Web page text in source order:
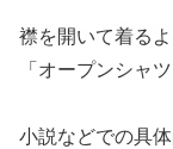
襟を開いて着る
「オープンシャ
小説などでの具